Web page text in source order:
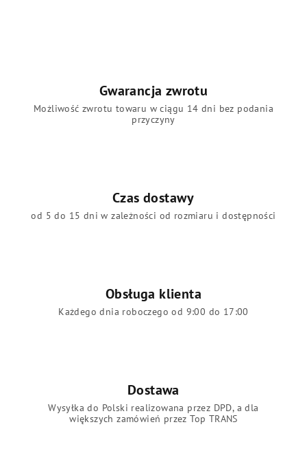
Gwarancja zwrotu
Możliwość zwrotu towaru w ciągu 14 dni bez podania
przyczyny
Czas dostawy
od 5 do 15 dni w zależności od rozmiaru i dostępności
Obsługa klienta
Każdego dnia roboczego od 9:00 do 17:00
Dostawa
Wysyłka do Polski realizowana przez DPD, a dla
większych zamówień przez Top TRANS